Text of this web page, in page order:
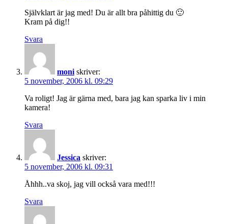
Självklart är jag med! Du är allt bra påhittig du 🙂
Kram på dig!!
Svara
moni skriver:
5 november, 2006 kl. 09:29
Va roligt! Jag är gärna med, bara jag kan sparka liv i min
kamera!
Svara
Jessica skriver:
5 november, 2006 kl. 09:31
Åhhh..va skoj, jag vill också vara med!!!
Svara